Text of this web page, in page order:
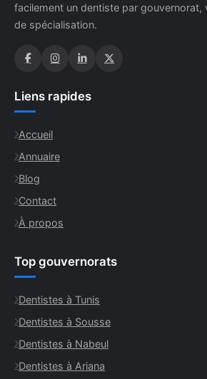
facilement un dentiste par gouvernorat,
de spécialisation.
Liens rapides
Accueil
Annuaire
Blog
Contact
À propos
Top gouvernorats
Dentistes à Tunis
Dentistes à Sousse
Dentistes à Nabeul
Dentistes à Ariana